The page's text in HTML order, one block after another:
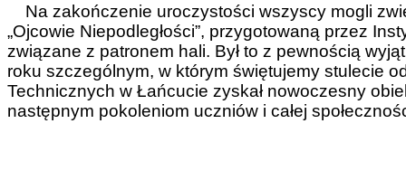
Na zakończenie uroczystości wszyscy mogli
„Ojcowie Niepodległości”, przygotowaną przez
związane z patronem hali. Był to z pewnością
roku szczególnym, w którym świętujemy stulecie
Technicznych w Łańcucie zyskał nowoczesny
następnym pokoleniom uczniów i całej